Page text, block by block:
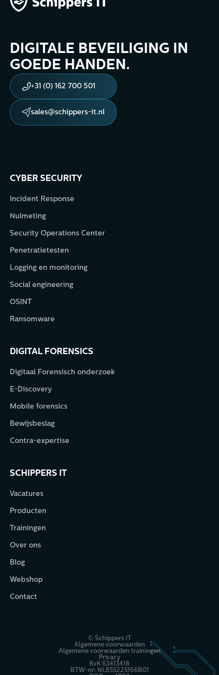
DIGITALE BEVEILIGING IN
GOEDE HANDEN.
+31 (0) 162 700 501
sales@schippers-it.nl
DIGITAL FORENSICS
Digitaal Forensisch onderzoek
E-Discovery
Mobile forensics
Bewijsbeslag
Contra-expertise
CYBER SECURITY
Incident Response
Nulmeting
Security Operations Center
Penetratietesten
Logging en monitoring
Social engineering
OSINT
Ransomware
SCHIPPERS IT
Vacatures
Producten
Trainingen
Over ons
Blog
Webshop
Contact
© Schippers IT
Algemene voorwaarden
Algemene voorwaarden trainingen
Privacy
KvK 63413418
BTW-nr: NL855225166B01